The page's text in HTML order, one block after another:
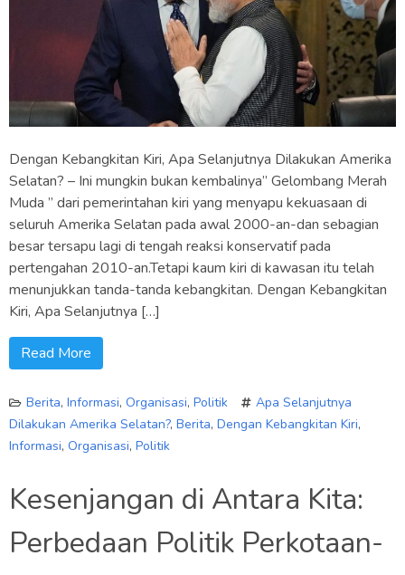
Dengan Kebangkitan Kiri, Apa Selanjutnya Dilakukan Amerika
Selatan? – Ini mungkin bukan kembalinya” Gelombang Merah
Muda ” dari pemerintahan kiri yang menyapu kekuasaan di
seluruh Amerika Selatan pada awal 2000-an-dan sebagian
besar tersapu lagi di tengah reaksi konservatif pada
pertengahan 2010-an.Tetapi kaum kiri di kawasan itu telah
menunjukkan tanda-tanda kebangkitan. Dengan Kebangkitan
Kiri, Apa Selanjutnya […]
Read More
Berita, Informasi, Organisasi, Politik
Apa Selanjutnya
Dilakukan Amerika Selatan?, Berita, Dengan Kebangkitan Kiri,
Informasi, Organisasi, Politik
Kesenjangan di Antara Kita:
Perbedaan Politik Perkotaan-